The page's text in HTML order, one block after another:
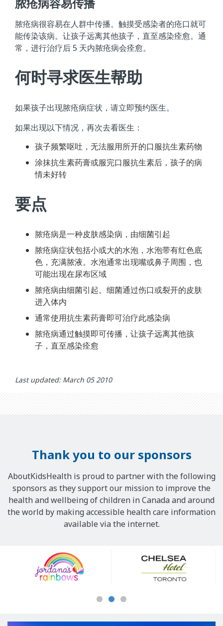
脓疮病容易传播
脓疮病很容易在人群中传播。触摸受感染者的疮口就可
能传染该病。让孩子远离其他孩子，直至感染痊愈。通
常，进行治疗后 5 天内脓疮病会痊愈。
何时寻求医生帮助
如果孩子出现脓疮病症状，请立即预约医生。
如果出现以下情况，再次去看医生：
孩子频繁呕吐，无法服用所开的口服抗生素药物
涂抹抗生素药膏或服完口服抗生素后，孩子的病
情未好转
要点
脓疮病是一种皮肤感染病，由细菌引起
脓疮病症状包括小或大的水泡，水泡带有红色底
色，充满脓液。水泡通常出现嘴或鼻子周围，也
可能出现在尿布区域
脓疮病由细菌引起。细菌通过伤口或裂开的皮肤
进入体内
通常使用抗生素药膏即可治疗此感染病
脓疮病通过触摸即可传播，让孩子远离其他孩
子，直至感染痊愈
Last updated: March 05 2010
Thank you to our sponsors
AboutKidsHealth is proud to partner with the following
sponsors as they support our mission to improve the
health and wellbeing of children in Canada and around
the world by making accessible health care information
available via the internet.
Sponsors